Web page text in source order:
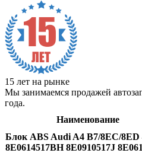
15 лет на рынке
Мы занимаемся продажей
года.
Наименование
Блок ABS Audi A4 B7/8EC/8ED
8E0614517BH 8E0910517J